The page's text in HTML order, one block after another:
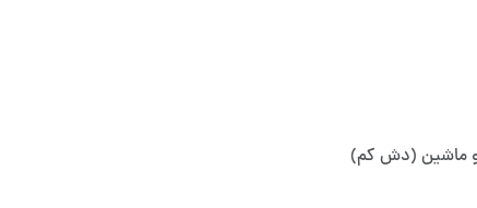
ماشین (دش کم)